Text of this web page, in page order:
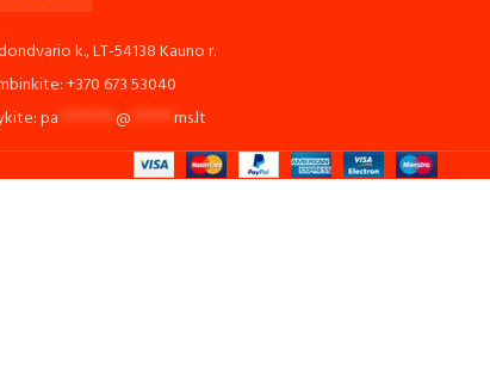
k., LT-54138 Kauno r.
+370 673 53040
pa ******** @ ****** ms.lt